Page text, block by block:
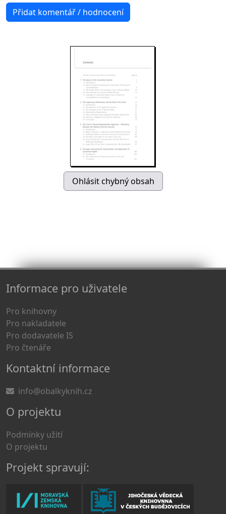
Informace pro uživatele
Pro knihovny
Pro nakladatele
Pro dodavatele IS
Pro čtenáře
Kontaktní informace
info@obalkyknih.cz
O projektu
Podmínky užití
O projektu
Projekt spravují: